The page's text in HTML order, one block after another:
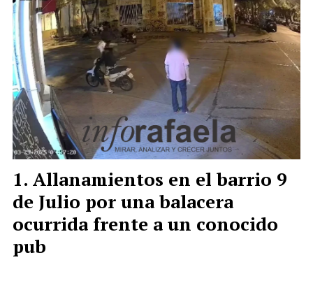
Allanamientos en el barrio 9
de Julio por una balacera
ocurrida frente a un conocido
pub